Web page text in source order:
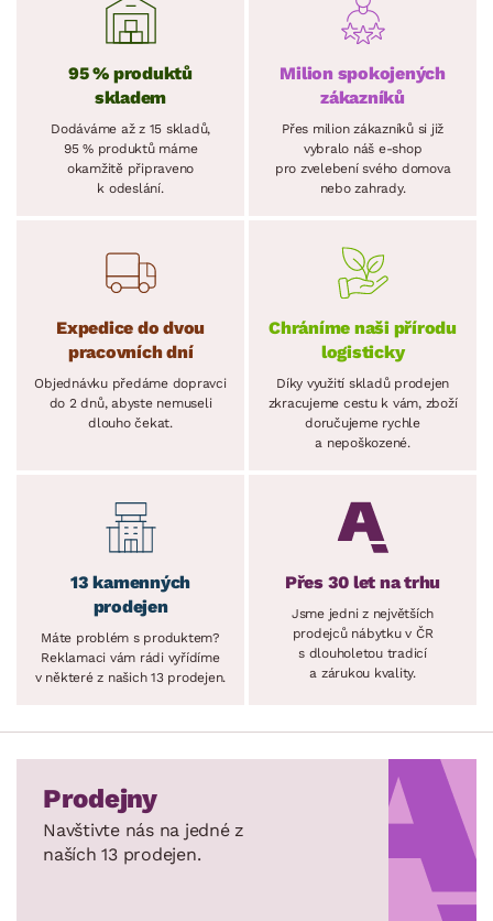
95 % produktů
skladem
Dodáváme až z 15 skladů,
95 % produktů máme
okamžitě připraveno
k odeslání.
Milion spokojených
zákazníků
Přes milion zákazníků si již
vybralo náš e-shop
pro zvelebení svého domova
nebo zahrady.
Expedice do dvou
pracovních dní
Objednávku předáme dopravci
do 2 dnů, abyste nemuseli
dlouho čekat.
Chráníme naši přírodu
logisticky
Díky využití skladů prodejen
zkracujeme cestu k vám, zboží
doručujeme rychle
a nepoškozené.
13 kamenných
prodejen
Máte problém s produktem?
Reklamaci vám rádi vyřídíme
v některé z našich 13 prodejen.
Přes 30 let na trhu
Jsme jedni z největších
prodejců nábytku v ČR
s dlouholetou tradicí
a zárukou kvality.
Prodejny
Navštivte nás na jedné z
naších 13 prodejen.